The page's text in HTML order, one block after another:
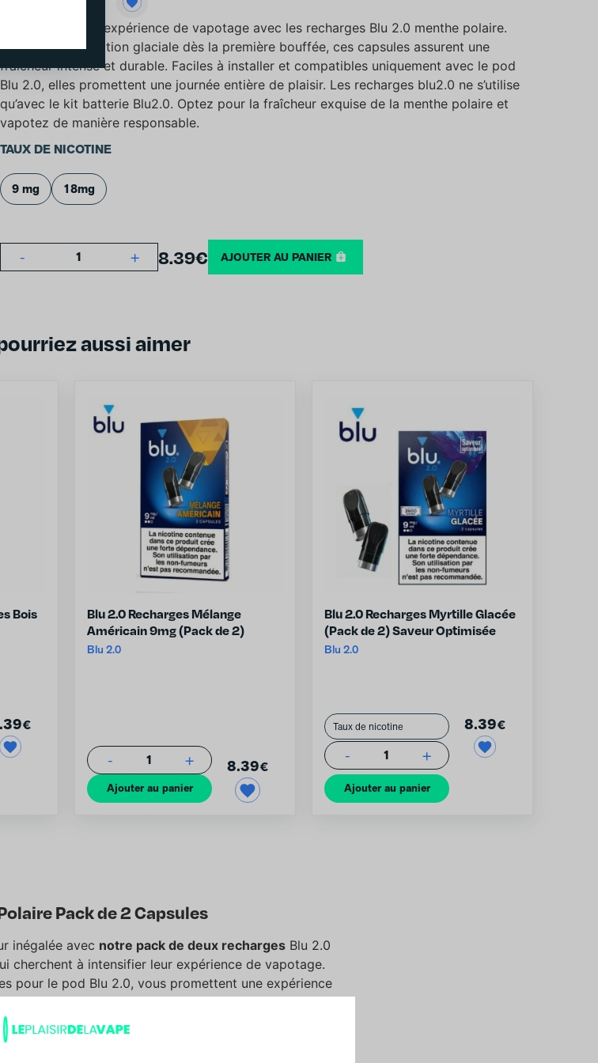
(1 avis)
Revitalisez votre expérience de vapotage avec les recharges Blu 2.0 menthe polaire.
Offrant une sensation glaciale dès la première bouffée, ces capsules assurent une
fraîcheur intense et durable. Faciles à installer et compatibles uniquement avec le pod
Blu 2.0, elles promettent une journée entière de plaisir. Les recharges blu2.0 ne s’utilise
qu’avec le kit batterie Blu2.0. Optez pour la fraîcheur exquise de la menthe polaire et
vapotez de manière responsable.
TAUX DE NICOTINE
9 mg 18mg
- 1 + 8.39€ AJOUTER AU PANIER
aussi aimer
Bois
€
Blu 2.0 Recharges Mélange
Américain 9mg (Pack de 2)
Blu 2.0
- 1 +
Ajouter au panier
8.39€
Blu 2.0 Recharges Myrtille Glacée
(Pack de 2) Saveur Optimisée
Blu 2.0
- 1 +
Ajouter au panier
8.39€
Pack de 2 Capsules
inégalée avec notre pack de deux recharges Blu 2.0
cherchent à intensifier leur expérience de vapotage.
pour le pod Blu 2.0, vous promettent une expérience
rechargeable offre une autonomie
de vapoteurs, des plus occasionnels aux plus assidus.